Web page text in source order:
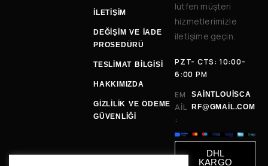
İLETIŞIM
DEĞIŞIM VE İADE
PROSEDÜRÜ
TESLIMAT BILGISI
HAKKIMIZDA
GİZLİLİK VE ÖDEME
GÜVENLİĞİ
lütfen müşteri
hizmetlerimizle
iletişime geçin.
PZT- CTS: 10:00-
6:00 PM
EM
AIL
:
SAINTLOUISCA
RF@GMAIL.COM
DHL
KARGO